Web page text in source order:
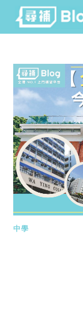
content
中學